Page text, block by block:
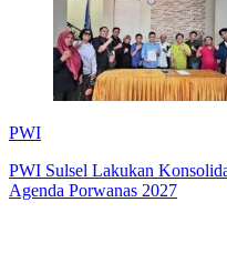
PWI
PWI Sulsel Lakukan
Agenda Porwanas 2027